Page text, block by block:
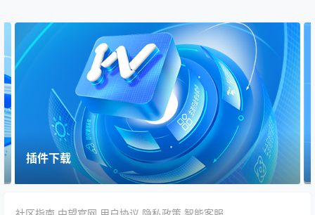
插件下载